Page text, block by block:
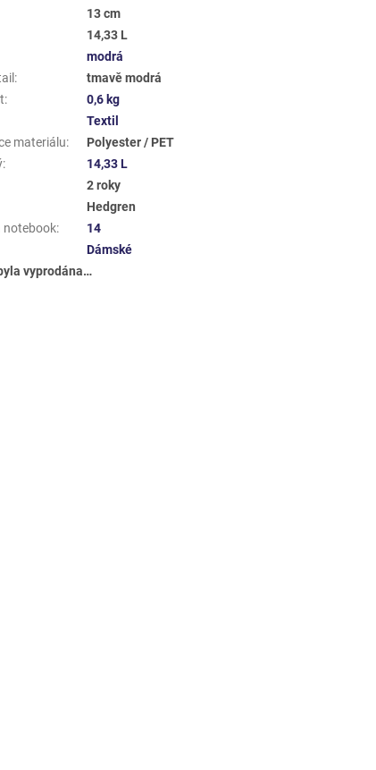
13 cm
14,33 L
modrá
:
tmavě modrá
:
0,6 kg
Textil
materiálu:
Polyester / PET
:
14,33 L
2 roky
Hedgren
notebook:
14
Dámské
vyprodána…